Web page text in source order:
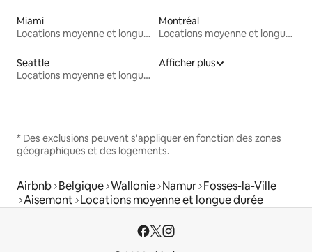
Miami
Locations moyenne et longue durée
Montréal
Locations moyenne et longue durée
Seattle
Locations moyenne et longue durée
Afficher plus
* Des exclusions peuvent s'appliquer en fonction des zones
géographiques et des logements.
Airbnb Belgique Wallonie Namur Fosses-la-Ville
Aisemont Locations moyenne et longue durée